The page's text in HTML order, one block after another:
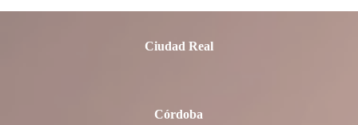
Ciudad Real
Córdoba